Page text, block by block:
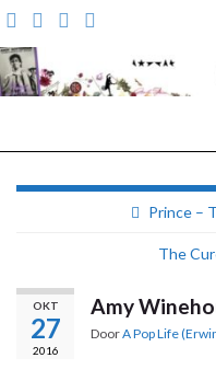
Search for:
Prince –
The
OKT
27
2016
Amy
DoorA Pop Life